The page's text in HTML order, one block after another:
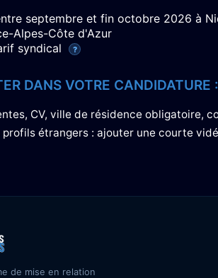
septembre et fin octobre 2026 à
Alpes-Côte d'Azur
syndical ?
DANS VOTRE CANDIDATURE :
CV, ville de résidence obligatoire,
étrangers : ajouter une courte
de mise en relation